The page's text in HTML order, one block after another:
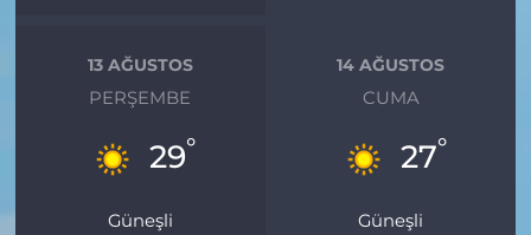
13 AĞUSTOS
PERŞEMBE
29°
Güneşli
14 AĞUSTOS
CUMA
27°
Güneşli